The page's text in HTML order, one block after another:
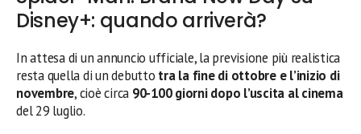
Disney+: quando arriverà?
In attesa di un annuncio ufficiale, la previsione più realistica
resta quella di un debutto tra la fine di ottobre e l’inizio di
novembre, cioè circa 90-100 giorni dopo l’uscita al cinema
del 29 luglio.